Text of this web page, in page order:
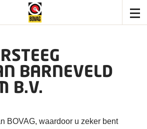
BARNEVELD
B.V.
BOVAG, waardoor u zeker bent